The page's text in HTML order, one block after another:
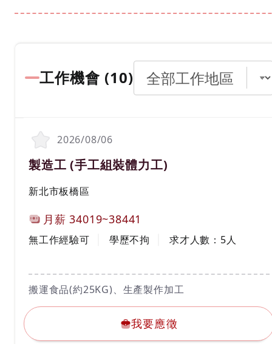
工作機會 (10)
2026/08/06
職務名稱(職業類別)
製造工 (手工組裝體力工)
新北市板橋區
月薪 34019~38441
無工作經驗可 學歷不拘 求才人數： 5人
工作內容
搬運食品(約25KG)、生產製作加工
我要應徵
我要應徵